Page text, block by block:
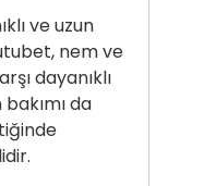
ve uzun
nem ve
dayanıklı
bakımı da